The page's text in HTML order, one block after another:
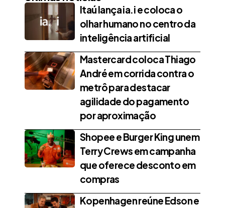
Itaú lança ia.i e coloca o
olhar humano no centro da
inteligência artificial
Mastercard coloca Thiago
André em corrida contra o
metrô para destacar
agilidade do pagamento
por aproximação
Shopee e Burger King unem
Terry Crews em campanha
que oferece desconto em
compras
Kopenhagen reúne Edson e